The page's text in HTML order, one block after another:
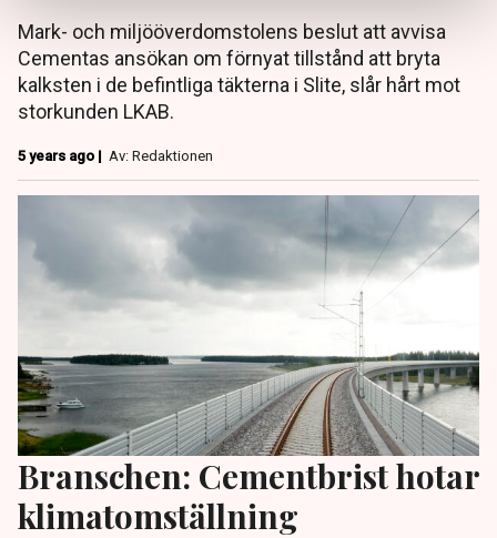
Mark- och miljööverdomstolens beslut att avvisa
Cementas ansökan om förnyat tillstånd att bryta
kalksten i de befintliga täkterna i Slite, slår hårt mot
storkunden LKAB.
5 years ago | Av: Redaktionen
Branschen: Cementbrist hotar
klimatomställning